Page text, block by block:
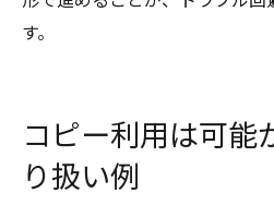
す。
コピー利用は可能
り扱い例